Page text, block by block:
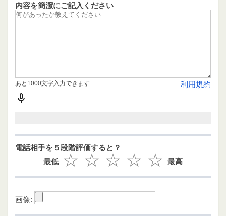
内容を簡潔にご記入ください
利用規約
あと1000文字入力できます
電話相手を５段階評価すると？
最低
最高
画像: